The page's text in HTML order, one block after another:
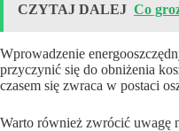
CZYTAJ DALEJ Co
Wprowadzenie
przyczynić się do obniżenia
czasem się zwraca w postaci
Warto również zwrócić uwagę